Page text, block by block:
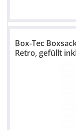
Box-Tec
Retro, gefüllt